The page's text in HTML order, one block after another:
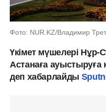
Фото: NUR.KZ/Владимир
Үкімет мүшелері Нұр-
Астанаға
деп хабарлайды